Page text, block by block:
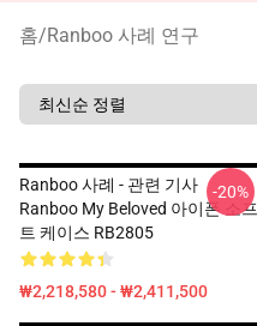
홈/Ranboo 사례 연구
Ranboo 사례 - 관련 기사
Ranboo My Beloved 아이폰 소프
트 케이스 RB2805
₩2,218,580 - ₩2,411,500
-20%